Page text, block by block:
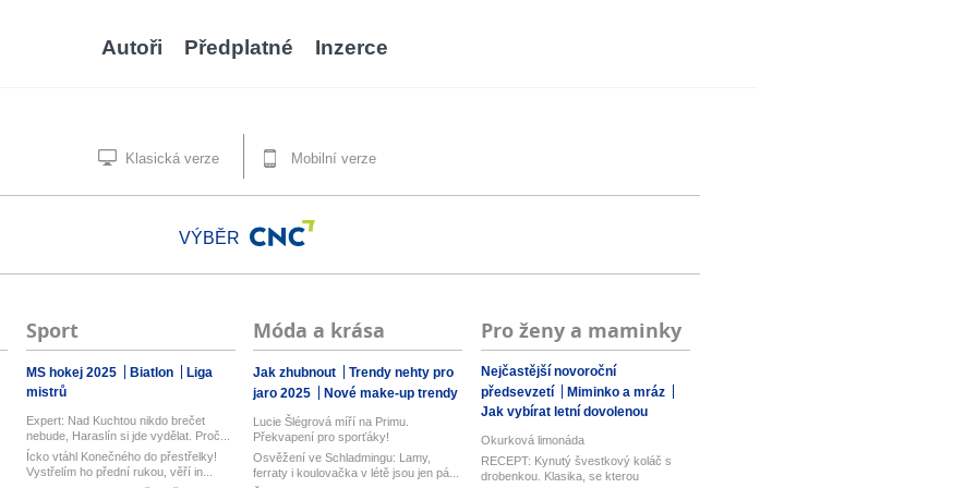
Autoři Předplatné Inzerce
Klasická verze Mobilní verze
VÝBĚR
Sport
MS hokej 2025 Biatlon
Liga
mistrů
Expert: Nad Kuchtou nikdo brečet
nebude, Haraslín si jde vydělat. Proč...
Ícko vtáhl Konečného do přestřelky!
Vystřelím ho přední rukou, věří in...
Móda a krása
Jak zhubnout
Trendy nehty pro
jaro 2025
Nové make-up trendy
Lucie Šlégrová míří na Primu.
Překvapení pro sporťáky!
Osvěžení ve Schladmingu: Lamy,
ferraty i koulovačka v létě jsou jen pá...
Pro ženy a maminky
Nejčastější novoroční
předsevzetí
Miminko a mráz
Jak vybírat letní dovolenou
Okurková limonáda
RECEPT: Kynutý švestkový koláč s
drobenkou. Klasika, se kterou